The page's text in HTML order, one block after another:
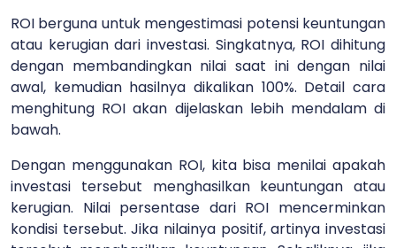
ROI berguna untuk mengestimasi potensi keuntungan
atau kerugian dari investasi. Singkatnya, ROI dihitung
dengan membandingkan nilai saat ini dengan nilai
awal, kemudian hasilnya dikalikan 100%. Detail cara
menghitung ROI akan dijelaskan lebih mendalam di
bawah.
Dengan menggunakan ROI, kita bisa menilai apakah
investasi tersebut menghasilkan keuntungan atau
kerugian. Nilai persentase dari ROI mencerminkan
kondisi tersebut. Jika nilainya positif, artinya investasi